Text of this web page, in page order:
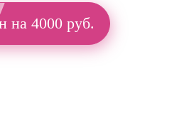
на 4000 руб.